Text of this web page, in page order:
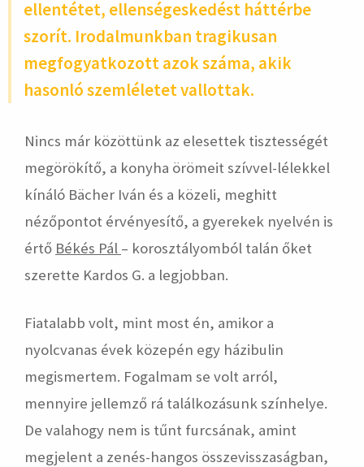
ellentétet, ellenségeskedést háttérbe
szorít. Irodalmunkban tragikusan
megfogyatkozott azok száma, akik
hasonló szemléletet vallottak.
Nincs már közöttünk az elesettek tisztességét
megörökítő, a konyha örömeit szívvel-lélekkel
kínáló Bächer Iván és a közeli, meghitt
nézőpontot érvényesítő, a gyerekek nyelvén is
értő Békés Pál – korosztályomból talán őket
szerette Kardos G. a legjobban.
Fiatalabb volt, mint most én, amikor a
nyolcvanas évek közepén egy házibulin
megismertem. Fogalmam se volt arról,
mennyire jellemző rá találkozásunk színhelye.
De valahogy nem is tűnt furcsának, amint
megjelent a zenés-hangos összevisszaságban,